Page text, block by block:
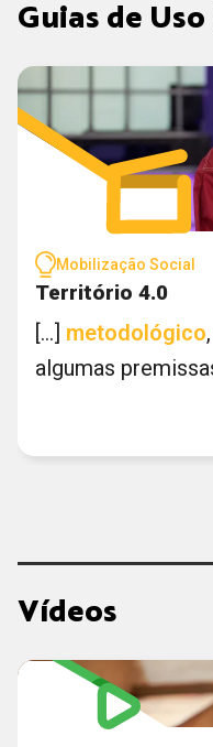
Guias de
Mobilização Social
Território 4.0
[...] metodológico
algumas
Vídeos